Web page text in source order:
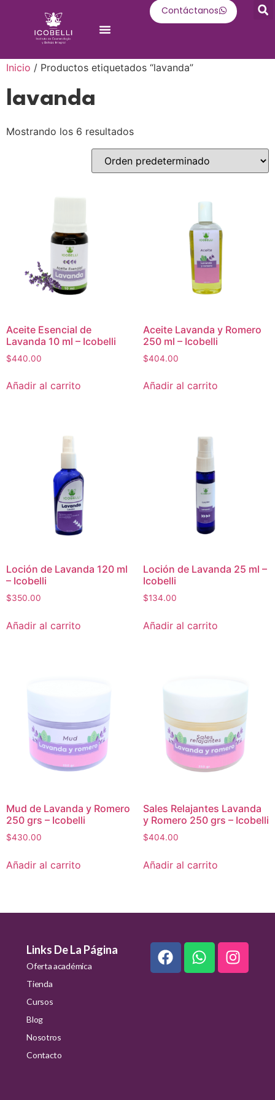
Contáctanos
Inicio / Productos etiquetados “lavanda”
lavanda
Mostrando los 6 resultados
Aceite Esencial de
Lavanda 10 ml – Icobelli
$440.00
Añadir al carrito
Aceite Lavanda y Romero
250 ml – Icobelli
$404.00
Añadir al carrito
Loción de Lavanda 120 ml
– Icobelli
$350.00
Añadir al carrito
Loción de Lavanda 25 ml –
Icobelli
$134.00
Añadir al carrito
Mud de Lavanda y Romero
250 grs – Icobelli
$430.00
Añadir al carrito
Sales Relajantes Lavanda
y Romero 250 grs – Icobelli
$404.00
Añadir al carrito
Links De La Página
Oferta académica
Tienda
Cursos
Blog
Nosotros
Contacto